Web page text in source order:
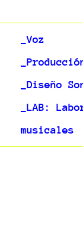
_Voz
_Diseño
_LAB:
musicales